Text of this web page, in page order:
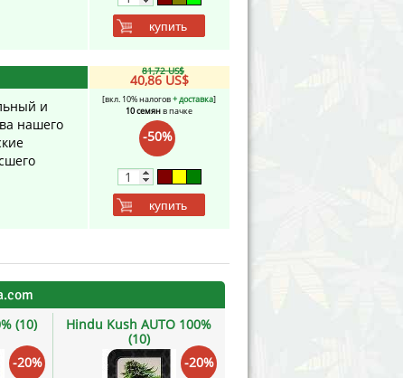
купить
и
нашего
81,72 US$
40,86 US$
[вкл. 10% налогов+ доставка]
10 семянв пачке
-50%
купить
(10)
-20%
Hindu Kush AUTO 100%
(10)
-20%